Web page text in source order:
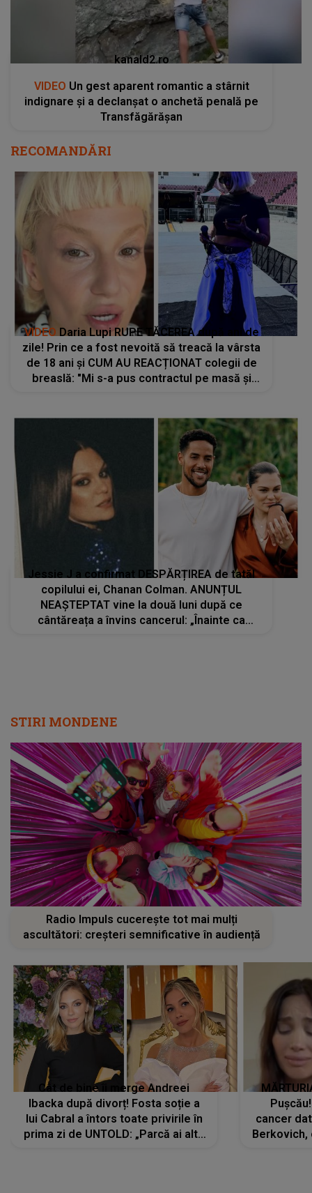
kanald2.ro
VIDEO Un gest aparent romantic a stârnit
indignare și a declanșat o anchetă penală pe
Transfăgărășan
RECOMANDĂRI
VIDEO Daria Lupi RUPE TĂCEREA după ani de
zile! Prin ce a fost nevoită să treacă la vârsta
de 18 ani și CUM AU REACȚIONAT colegii de
breaslă: "Mi s-a pus contractul pe masă și
Jessie J a confirmat DESPĂRȚIREA de tatăl
copilului ei, Chanan Colman. ANUNȚUL
NEAȘTEPTAT vine la două luni după ce
cântăreața a învins cancerul: „Înainte ca
STIRI MONDENE
Radio Impuls cucerește tot mai mulți
ascultători: creșteri semnificative în audiență
Cât de bine îi merge Andreei
Ibacka după divorț! Fosta soție a
lui Cabral a întors toate privirile în
prima zi de UNTOLD: „Parcă ai altă
cancer